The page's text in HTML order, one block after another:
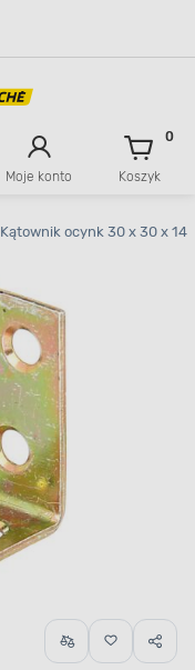
Moje konto Koszyk
0
Kątownik ocynk 30 x 30 x 14